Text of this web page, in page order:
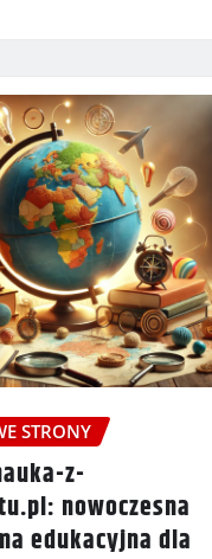
STRONY
z-
nowoczesna
edukacyjna dla